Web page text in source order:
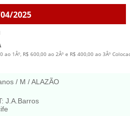
2025
ao 1Âº, R$ 600,00 ao 2Âº e R$ 400,00 ao 3Âº
/ M / ALAZÃO
J.A.Barros